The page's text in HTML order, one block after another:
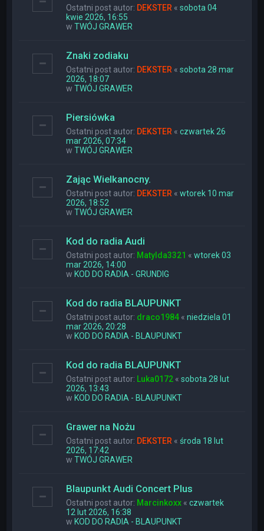
Ostatni post autor: DEKSTER «sobota 04
kwie 2026, 16:55
wTWÓJ GRAWER
Znaki zodiaku
Ostatni post autor: DEKSTER «sobota 28 mar
2026, 18:07
wTWÓJ GRAWER
Piersiówka
Ostatni post autor: DEKSTER «czwartek 26
mar 2026, 07:34
wTWÓJ GRAWER
Zając Wielkanocny.
Ostatni post autor: DEKSTER «wtorek 10 mar
2026, 18:52
wTWÓJ GRAWER
Kod do radia Audi
Ostatni post autor: Matylda3321 «wtorek 03
mar 2026, 14:00
w KOD DO RADIA - GRUNDIG
Kod do radia BLAUPUNKT
Ostatni post autor: draco1984 «niedziela 01
mar 2026, 20:28
w KOD DO RADIA - BLAUPUNKT
Kod do radia BLAUPUNKT
Ostatni post autor: Luka0172 «sobota 28 lut
2026, 13:43
w KOD DO RADIA - BLAUPUNKT
Grawer na Nożu
Ostatni post autor: DEKSTER «środa 18 lut
2026, 17:42
wTWÓJ GRAWER
Blaupunkt Audi Concert Plus
Ostatni post autor: Marcinkoxx «czwartek
12 lut 2026, 16:38
w KOD DO RADIA - BLAUPUNKT